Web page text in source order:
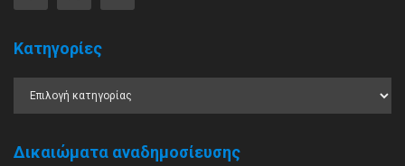
Κατηγορίες
Δικαιώματα αναδημοσίευσης